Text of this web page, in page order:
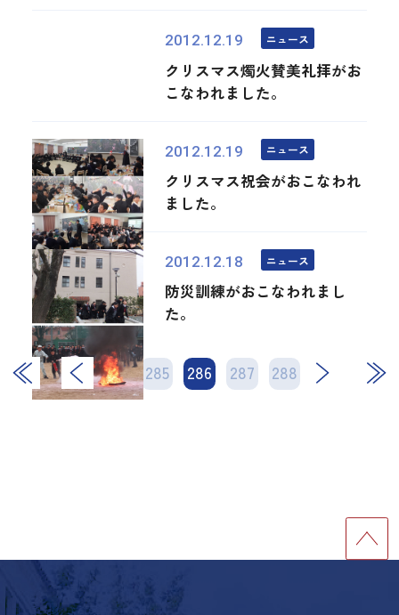
2012.12.19 ニュース
クリスマス燭火賛美礼拝がお
こなわれました。
2012.12.19 ニュース
クリスマス祝会がおこなわれ
ました。
2012.12.18 ニュース
防災訓練がおこなわれまし
た。
284 285 286 287 288
次 最後